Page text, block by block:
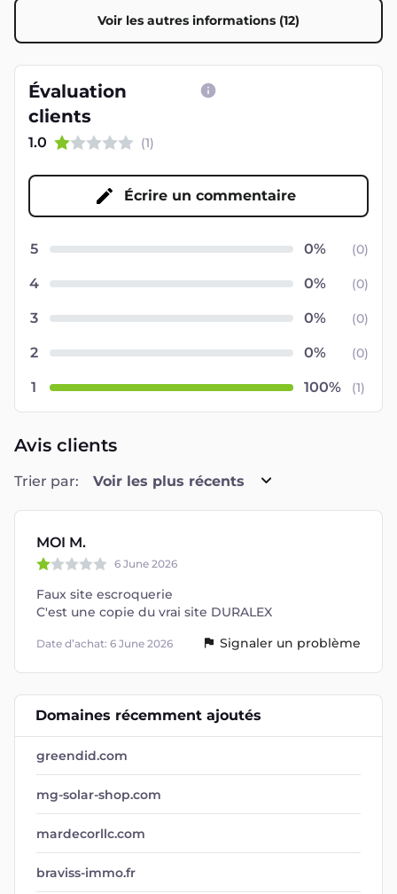
Voir les autres informations (12)
Évaluation
clients
1.0 (1)
Écrire un commentaire
5 (0)
4 (0)
3 (0)
2 (0)
1 (1)
Avis clients
Trier par: Voir les plus récents
MOI M.
6 June 2026
Faux site escroquerie
C'est une copie du vrai site DURALEX
Date d’achat: 6 June 2026 Signaler un problème
Domaines récemment ajoutés
greendid.com
mg-solar-shop.com
mardecorllc.com
braviss-immo.fr